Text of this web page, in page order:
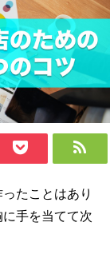
たことはあり
手を当てて次